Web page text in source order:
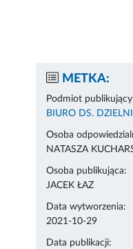
METKA:
Podmiot
BIURO DS.
Osoba
NATASZA
Osoba publikująca:
JACEK ŁAZ
Data wytworzenia:
2021-10-29
Data publikacji: